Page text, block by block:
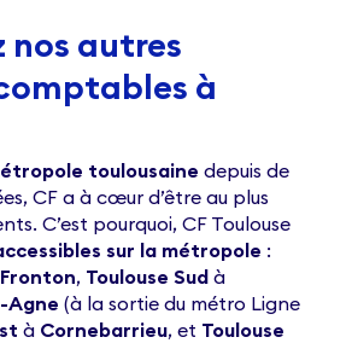
nos autres
à
toulousaine depuis de
CF a à cœur d’être au plus
C’est pourquoi, CF Toulouse
sur la métropole :
Fronton, Toulouse Sud à
Agne (à la sortie du métro Ligne
à Cornebarrieu, et Toulouse